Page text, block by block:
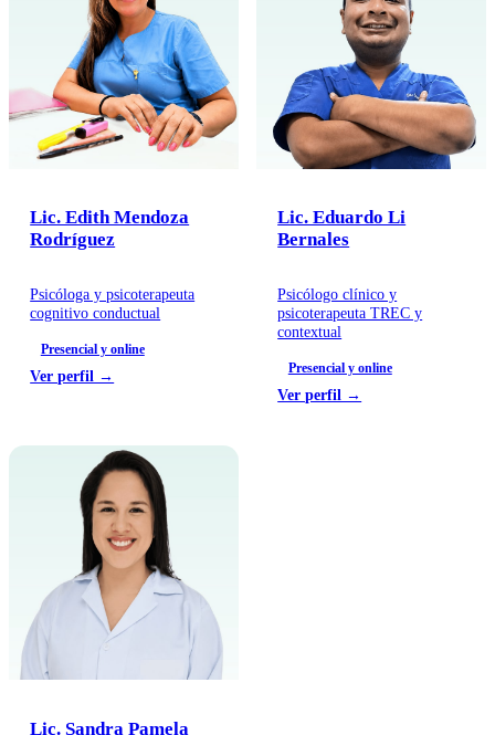
Lic. Edith Mendoza
Rodríguez
Psicóloga y psicoterapeuta
cognitivo conductual
Presencial y online
Ver perfil →
Lic. Eduardo Li
Bernales
Psicólogo clínico y
psicoterapeuta TREC y
contextual
Presencial y online
Ver perfil →
Lic. Sandra Pamela